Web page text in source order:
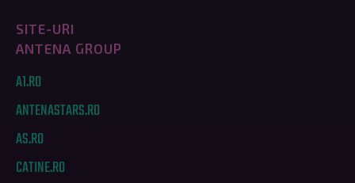
SITE-URI
ANTENA GROUP
A1.RO
ANTENASTARS.RO
AS.RO
CATINE.RO